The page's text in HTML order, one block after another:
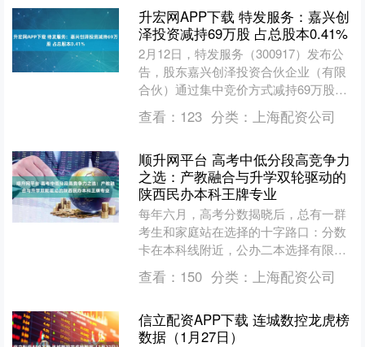
升宏网APP下载 特发服务：嘉兴创
泽投资减持69万股 占总股本0.41%
2月12日，特发服务（300917）发布公
告，股东嘉兴创泽投资合伙企业（有限
合伙）通过集中竞价方式减持69万股，
占公司总股本的0.41%。 2025年前三季
度，....
查看： 123 分类： 上海配资公司
顺升网平台 高考中低分段高竞争力
之选：产教融合与升学双轮驱动的
陕西民办本科王牌专业
每年六月，高考分数揭晓后，总有一群
考生和家庭站在选择的十字路口：分数
卡在本科线附近，公办二本选择有限且
竞争激烈，又不甘心就读专科。这个看
似尴尬的分数段，其实蕴藏....
查看： 150 分类： 上海配资公司
信立配资APP下载 连城数控龙虎榜
数据（1月27日）